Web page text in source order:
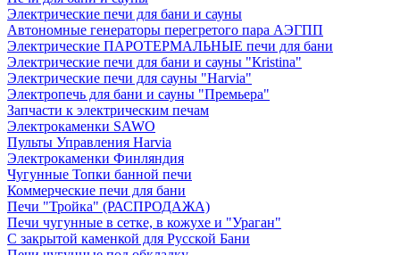
Электрические печи для бани и сауны
Автономные генераторы перегретого пара АЭГПП
Электрические ПАРОТЕРМАЛЬНЫЕ печи для бани
Электрические печи для бани и сауны "Кristina"
Электрические печи для сауны "Harvia"
Электропечь для бани и сауны "Премьера"
Запчасти к электрическим печам
Электрокаменки SAWO
Пульты Управления Harvia
Электрокаменки Финляндия
Чугунные Топки банной печи
Коммерческие печи для бани
Печи "Тройка" (РАСПРОДАЖА)
Печи чугунные в сетке, в кожухе и "Ураган"
С закрытой каменкой для Русской Бани